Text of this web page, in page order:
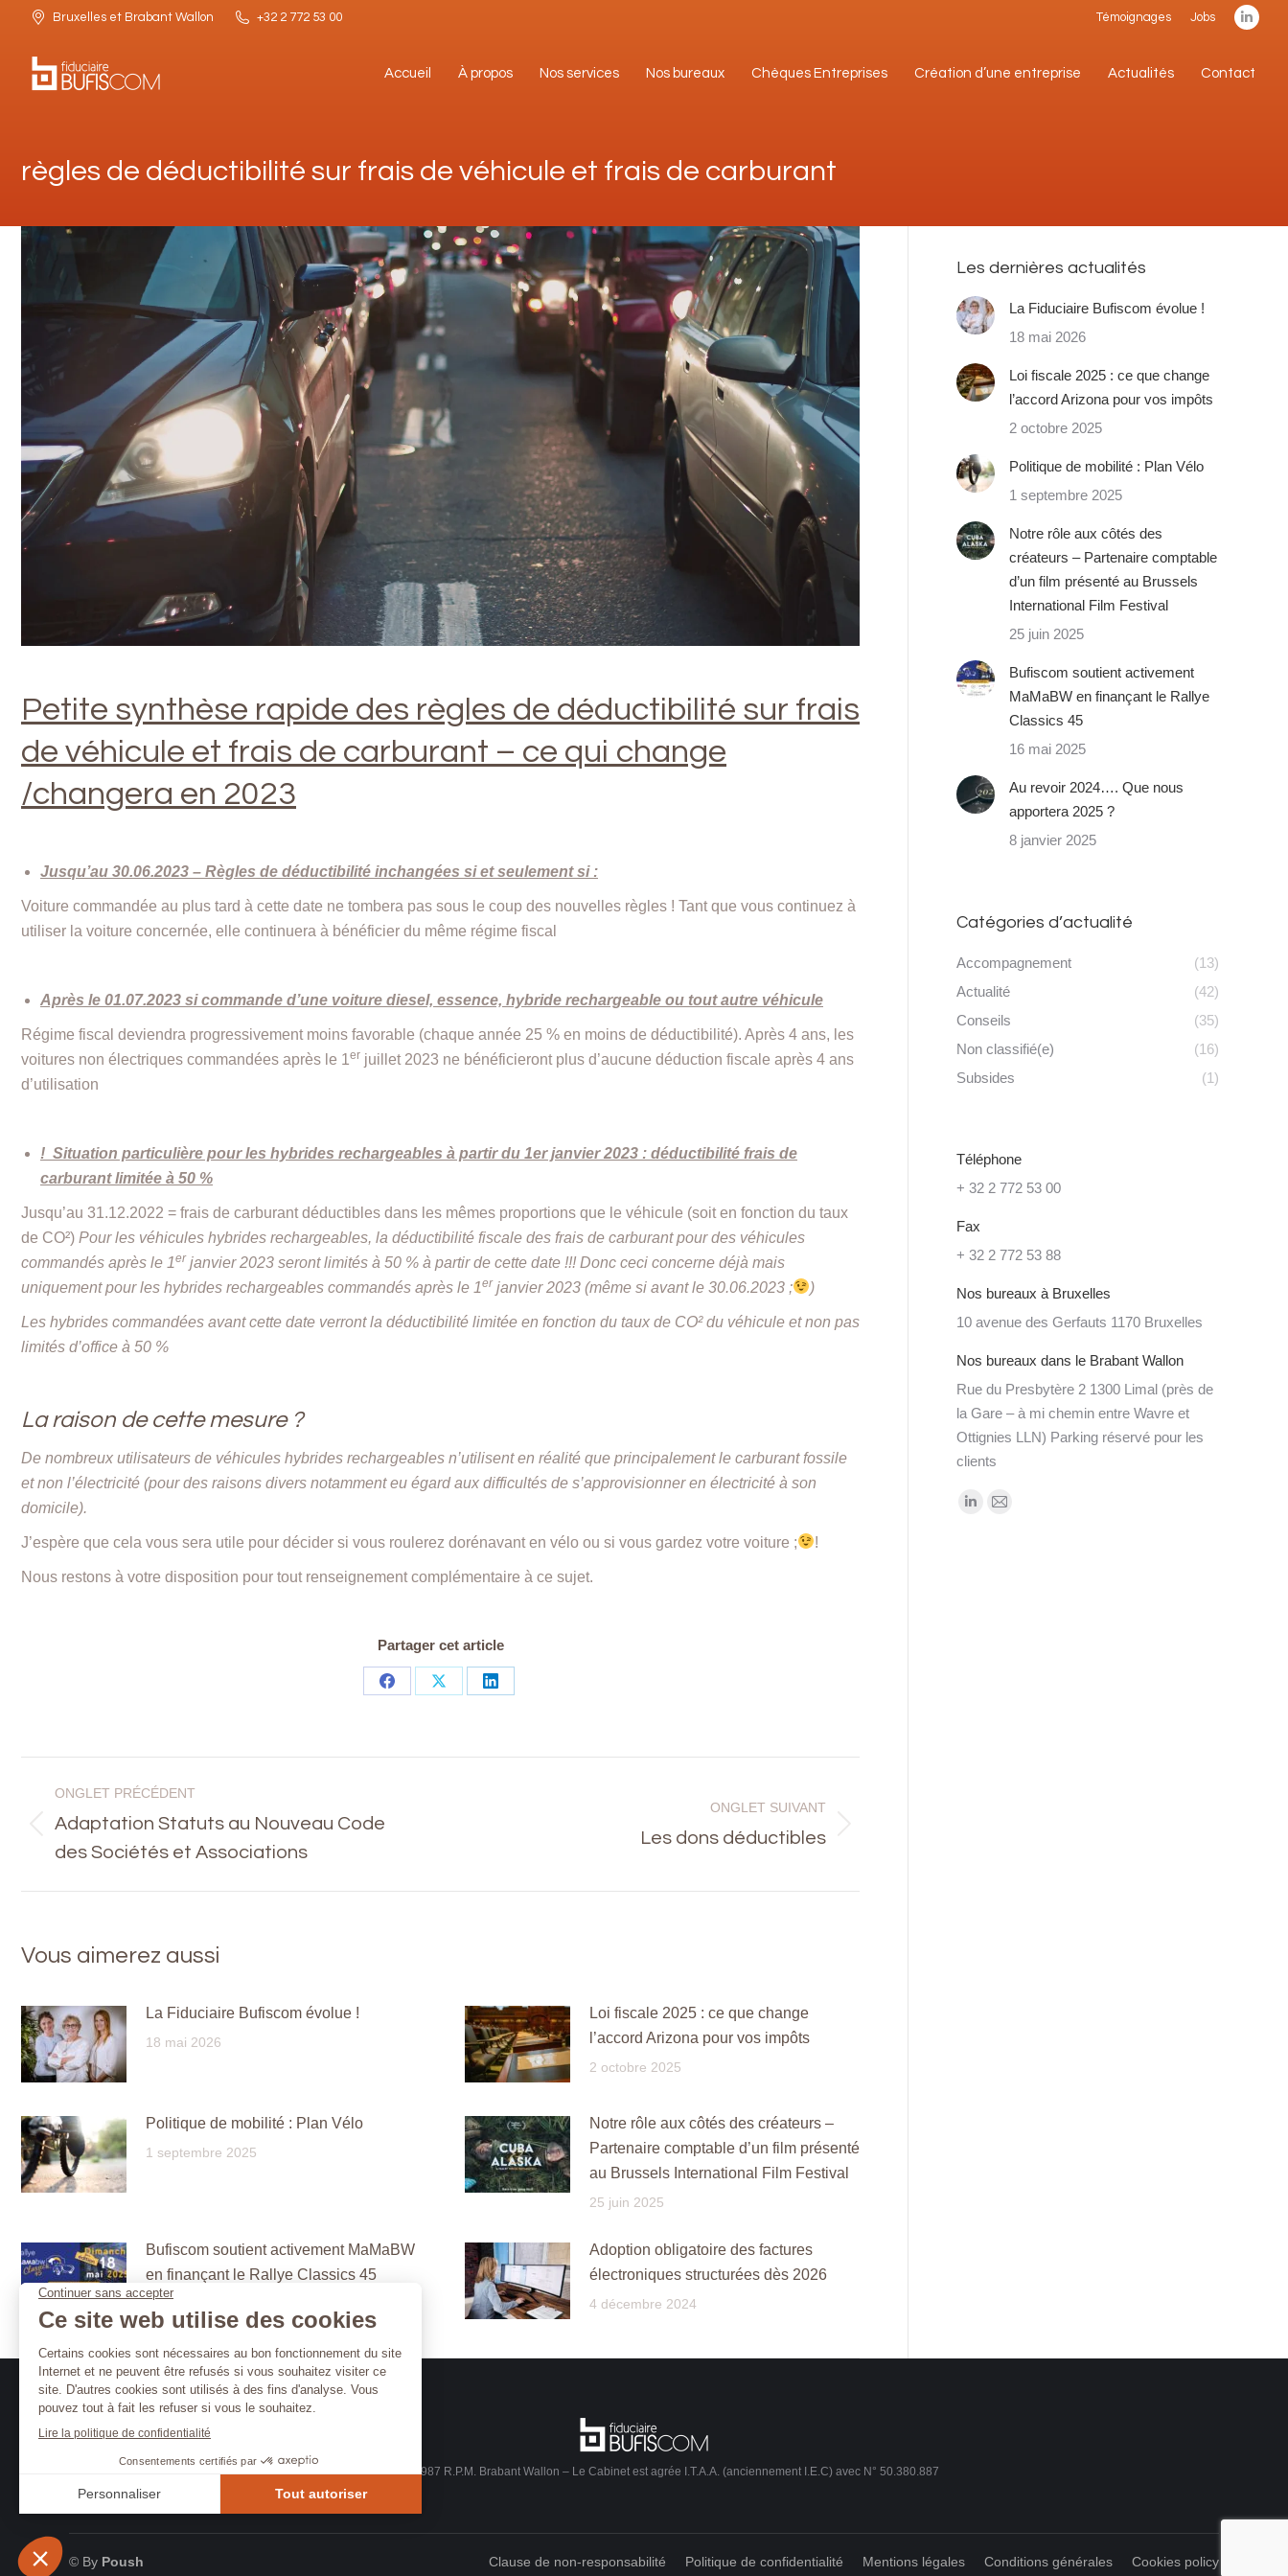
Bruxelles et Brabant Wallon +32 2 772 53 00 Témoignages Jobs
opens
Accueil À propos Nos services Nos bureaux Chèques Entreprises Création d’une entreprise Actualités Contact
règles de déductibilité sur frais de véhicule et frais de carburant
Petite synthèse rapide des règles de déductibilité sur frais
de véhicule et frais de carburant – ce qui change
/changera en 2023
Jusqu’au 30.06.2023 – Règles de déductibilité inchangées si et seulement si :
Voiture commandée au plus tard à cette date ne tombera pas sous le coup des nouvelles règles ! Tant que vous continuez à
utiliser la voiture concernée, elle continuera à bénéficier du même régime fiscal
Après le 01.07.2023 si commande d’une voiture diesel, essence, hybride rechargeable ou tout autre véhicule
Régime fiscal deviendra progressivement moins favorable (chaque année 25 % en moins de déductibilité). Après 4 ans, les
voitures non électriques commandées après le 1er juillet 2023 ne bénéficieront plus d’aucune déduction fiscale après 4 ans
d’utilisation
! Situation particulière pour les hybrides rechargeables à partir du 1er janvier 2023 : déductibilité frais de
carburant limitée à 50 %
Jusqu’au 31.12.2022 = frais de carburant déductibles dans les mêmes proportions que le véhicule (soit en fonction du taux
de CO²) Pour les véhicules hybrides rechargeables, la déductibilité fiscale des frais de carburant pour des véhicules
commandés après le 1er janvier 2023 seront limités à 50 % à partir de cette date !!!Donc ceci concerne déjà mais
uniquement pour les hybrides rechargeables commandés après le 1er janvier 2023 (même si avant le 30.06.2023 ; )
Les hybrides commandées avant cette date verront la déductibilité limitée en fonction du taux de CO² du véhicule et non pas
limités d’office à 50 %
La raison de cette mesure ?
De nombreux utilisateurs de véhicules hybrides rechargeables n’utilisent en réalité que principalement le carburant fossile
et non l’électricité (pour des raisons divers notamment eu égard aux difficultés de s’approvisionner en électricité à son
domicile).
J’espère que cela vous sera utile pour décider si vous roulerez dorénavant en vélo ou si vous gardez votre voiture ; !
Nous restons à votre disposition pour tout renseignement complémentaire à ce sujet.
Partager cet article
Share
Share
Share
Navigation
de
commentaire
ONGLET PRÉCÉDENT
Onglet
précédent
Adaptation Statuts au Nouveau Code
des Sociétés et Associations
ONGLET SUIVANT
Les dons déductibles
Vous aimerez aussi
La Fiduciaire Bufiscom évolue !
18 mai 2026
Loi fiscale 2025 : ce que change
l’accord Arizona pour vos impôts
2 octobre 2025
Politique de mobilité : Plan Vélo
1 septembre 2025
Notre rôle aux côtés des créateurs –
Partenaire comptable d’un film présenté
au Brussels International Film Festival
25 juin 2025
Bufiscom soutient activement MaMaBW
en finançant le Rallye Classics 45
16 mai 2025
Adoption obligatoire des factures
électroniques structurées dès 2026
4 décembre 2024
Les dernières actualités
La Fiduciaire Bufiscom évolue !
18 mai 2026
Loi fiscale 2025 : ce que change
l’accord Arizona pour vos impôts
2 octobre 2025
Politique de mobilité : Plan Vélo
1 septembre 2025
Notre rôle aux côtés des
créateurs – Partenaire comptable
d’un film présenté au Brussels
International Film Festival
25 juin 2025
Bufiscom soutient activement
MaMaBW en finançant le Rallye
Classics 45
16 mai 2025
Au revoir 2024…. Que nous
apportera 2025 ?
8 janvier 2025
Catégories d’actualité
Accompagnement
(13)
Actualité
(42)
Conseils
(35)
Non classifié(e)
(16)
Subsides
(1)
Téléphone
+ 32 2 772 53 00
Fax
+ 32 2 772 53 88
Nos bureaux à Bruxelles
10 avenue des Gerfauts 1170 Bruxelles
Nos bureaux dans le Brabant Wallon
Rue du Presbytère 2 1300 Limal (près de
la Gare – à mi chemin entre Wavre et
Ottignies LLN) Parking réservé pour les
clients
Trouvez nous sur :
BE 0423.861.987 R.P.M. Brabant Wallon – Le Cabinet est agrée I.T.A.A. (anciennement I.E.C) avec N° 50.380.887
© By Poush Clause de non-responsabilité Politique de confidentialité Mentions légales Conditions générales Cookies policy
Contact